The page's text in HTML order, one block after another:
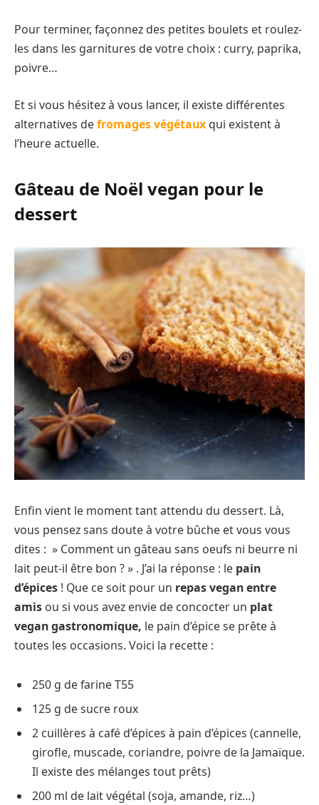
Pour terminer, façonnez des petites boulets et roulez-
les dans les garnitures de votre choix : curry, paprika,
poivre…
Et si vous hésitez à vous lancer, il existe différentes
alternatives defromages végétaux qui existent à
l’heure actuelle.
Gâteau de Noël vegan pour le
dessert
Enfin vient le moment tant attendu du dessert. Là,
vous pensez sans doute à votre bûche et vous vous
dites : » Comment un gâteau sans oeufs ni beurre ni
lait peut-il être bon ? » . J’ai la réponse : le pain
d’épices ! Que ce soit pour un repas vegan entre
amis ou si vous avez envie de concocter un plat
vegan gastronomique, le pain d’épice se prête à
toutes les occasions. Voici la recette :
250 g de farine T55
125 g de sucre roux
2 cuillères à café d’épices à pain d’épices (cannelle,
girofle, muscade, coriandre, poivre de la Jamaïque.
Il existe des mélanges tout prêts)
200 ml de lait végétal (soja, amande, riz…)